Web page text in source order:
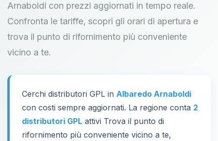
Arnaboldi con prezzi aggiornati in tempo reale.
Confronta le tariffe, scopri gli orari di apertura e
trova il punto di rifornimento più conveniente
vicino a te.
Cerchi distributori GPL in Albaredo Arnaboldi
con costi sempre aggiornati. La regione conta 2
distributori GPL attivi Trova il punto di
rifornimento più conveniente vicino a te,